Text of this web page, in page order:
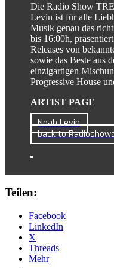
Die Radio Show
Levin ist für alle
Musik genau das
bis 16:00h,
Releases von
sowie das Beste aus
einzigartigen
Progressive House
ARTIST PAGE
Noah Levin
back to
Teilen:
Facebook
LinkedIn
X
Threads
Mehr